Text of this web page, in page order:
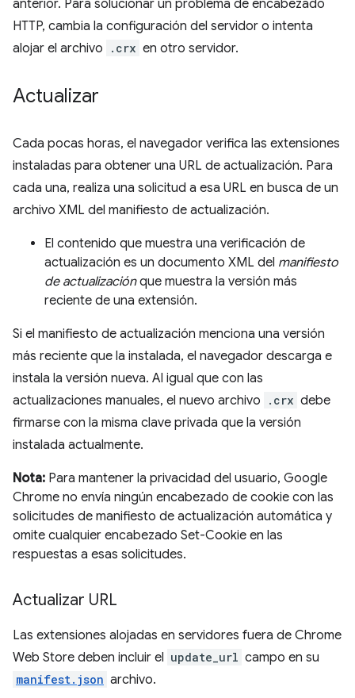
anterior. Para solucionar un problema de encabezado
HTTP, cambia la configuración del servidor o intenta
alojar el archivo
.crx en otro servidor.
Actualizar
Cada pocas horas, el navegador verifica las extensiones
instaladas para obtener una URL de actualización. Para
cada una, realiza una solicitud a esa URL en busca de un
archivo XML del manifiesto de actualización.
El contenido que muestra una verificación de
actualización es un documento XML del manifiesto
de actualizaciónque muestra la versión más
reciente de una extensión.
Si el manifiesto de actualización menciona una versión
más reciente que la instalada, el navegador descarga e
instala la versión nueva. Al igual que con las
actualizaciones manuales, el nuevo archivo
.crx debe
firmarse con la misma clave privada que la versión
instalada actualmente.
Nota: Para mantener la privacidad del usuario, Google
Chrome no envía ningún encabezado de cookie con las
solicitudes de manifiesto de actualización automática y
omite cualquier encabezado Set-Cookie en las
respuestas a esas solicitudes.
Actualizar URL
Las extensiones alojadas en servidores fuera de Chrome
Web Store deben incluir el update_url campo en su
manifest.json archivo.